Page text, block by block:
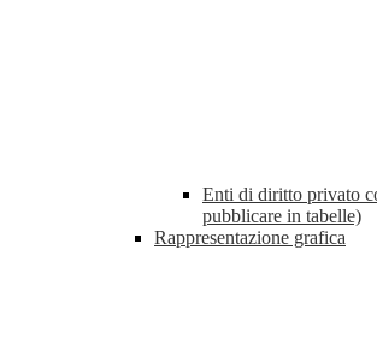
Enti di diritto privato
pubblicare in tabelle)
Rappresentazione grafica